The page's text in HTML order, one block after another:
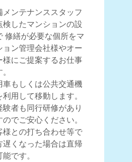
メンテナンススタッフ
検したマンションの設
修繕が必要な個所をマ
ョン管理会社様やオー
様にご提案するお仕事
車もしくは公共交通機
用して移動します。
験者も同行研修があり
のでご安心ください。
様との打ち合わせ等で
遅くなった場合は直帰
能です。